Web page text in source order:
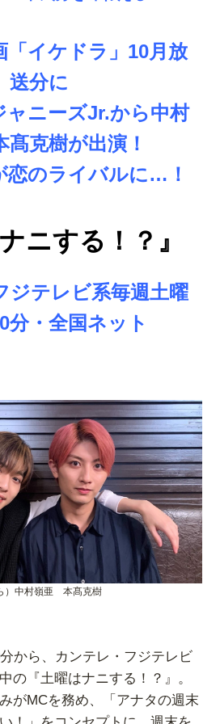
「イケドラ」10月放
送分に
ャニーズJr.から中村
髙克樹が出演！
恋のライバルに…！
ニする！？』
ジテレビ系毎週土曜
分・全国ネット
）中村嶺亜 本髙克樹
から、カンテレ・フジテレビ
の『土曜はナニする！？』。
がMCを務め、「アナタの週末